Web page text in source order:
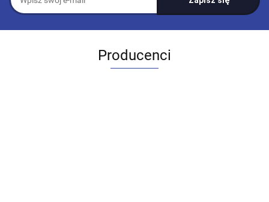
Producenci